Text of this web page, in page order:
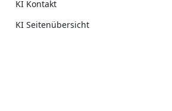
KI Kontakt
KI Seitenübersicht